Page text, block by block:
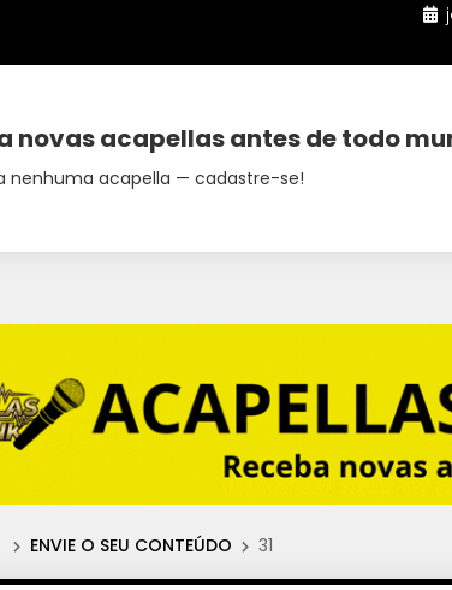
novas acapellas antes de todo
nenhuma acapella — cadastre-se!
ENVIE O SEU CONTEÚDO 31